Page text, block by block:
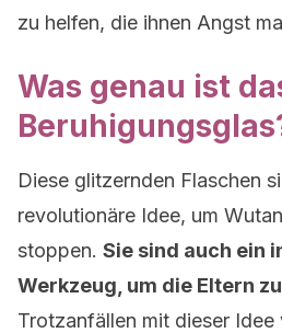
zu helfen, die ihnen Angst
Was genau ist
Diese glitzernden Flaschen
revolutionäre Idee, um
stoppen. Sie sind auch ein
Werkzeug, um die Eltern
Trotzanfällen mit dieser